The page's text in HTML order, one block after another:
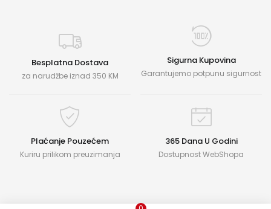
Besplatna Dostava
za narudžbe iznad 350 KM
Sigurna Kupovina
Garantujemo potpunu sigurnost
Plaćanje Pouzećem
Kuriru prilikom preuzimanja
365 Dana U Godini
Dostupnost WebShopa